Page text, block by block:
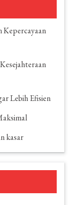
Kepercayaan
Lebih Efisien
kasar